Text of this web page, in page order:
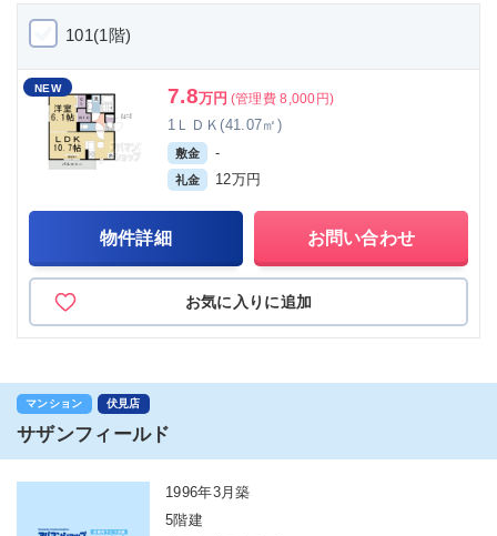
101(1階)
NEW 7.8万円 (管理費 8,000円)
1ＬＤＫ(41.07㎡)
敷金 -
礼金 12万円
物件詳細 お問い合わせ
お気に入りに追加
マンション 伏見店
サザンフィールド
1996年3月築
5階建